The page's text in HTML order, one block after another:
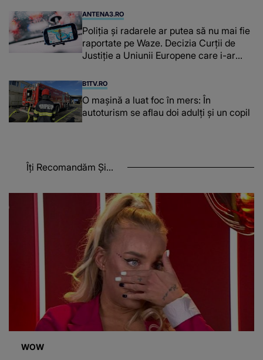
ANTENA3.RO
Poliţia şi radarele ar putea să nu mai fie
raportate pe Waze. Decizia Curţii de
Justiție a Uniunii Europene care i-ar
B1TV.RO
O maşină a luat foc în mers: În
autoturism se aflau doi adulți și un copil
Îți Recomandăm Și...
WOW